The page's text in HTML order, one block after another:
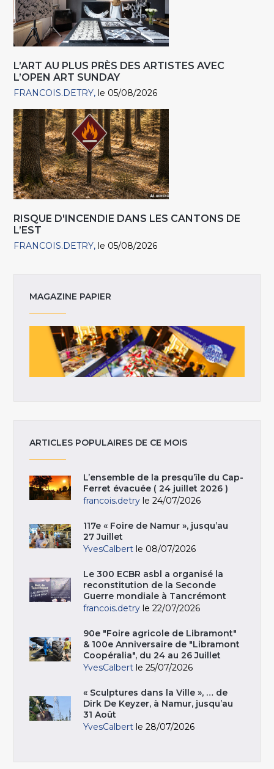
L’ART AU PLUS PRÈS DES ARTISTES AVEC
L’OPEN ART SUNDAY
FRANCOIS.DETRY le 05/08/2026
RISQUE D'INCENDIE DANS LES CANTONS DE
L’EST
FRANCOIS.DETRY le 05/08/2026
MAGAZINE PAPIER
ARTICLES POPULAIRES DE CE MOIS
L’ensemble de la presqu’île du Cap-
Ferret évacuée ( 24 juillet 2026 )
francois.detry le 24/07/2026
117e « Foire de Namur », jusqu’au
27 Juillet
YvesCalbert le 08/07/2026
Le 300 ECBR asbl a organisé la
reconstitution de la Seconde
Guerre mondiale à Tancrémont
francois.detry le 22/07/2026
90e "Foire agricole de Libramont"
& 100e Anniversaire de "Libramont
Coopéralia", du 24 au 26 Juillet
YvesCalbert le 25/07/2026
« Sculptures dans la Ville », … de
Dirk De Keyzer, à Namur, jusqu’au
31 Août
YvesCalbert le 28/07/2026